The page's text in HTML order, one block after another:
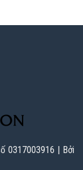
0317003916 | Bởi